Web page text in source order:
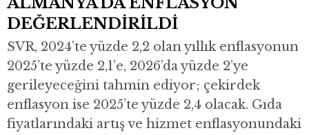
DEĞERLENDİRİLDİ
SVR, 2024’te yüzde 2,2 olan yıllık enflasyonun
2025’te yüzde 2,1’e, 2026’da yüzde 2’ye
gerileyeceğini tahmin ediyor; çekirdek
enflasyon ise 2025’te yüzde 2,4 olacak. Gıda
fiyatlarındaki artış ve hizmet enflasyonundaki